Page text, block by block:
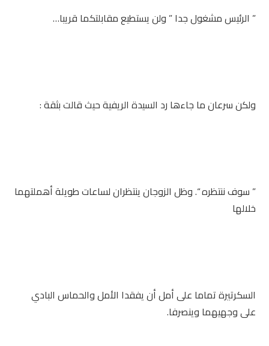
” الرئيس مشغول جدا ” ولن يستطيع مقابلتكما قريبا…
ولكن سرعان ما جاءها رد السيدة الريفية حيث قالت بثقة :
” سوف ننتظره “. وظل الزوجان ينتظران لساعات طويلة أهملتهما
خلالها
السكرتيرة تماما على أمل أن يفقدا الأمل والحماس البادي
على وجهيهما وينصرفا.